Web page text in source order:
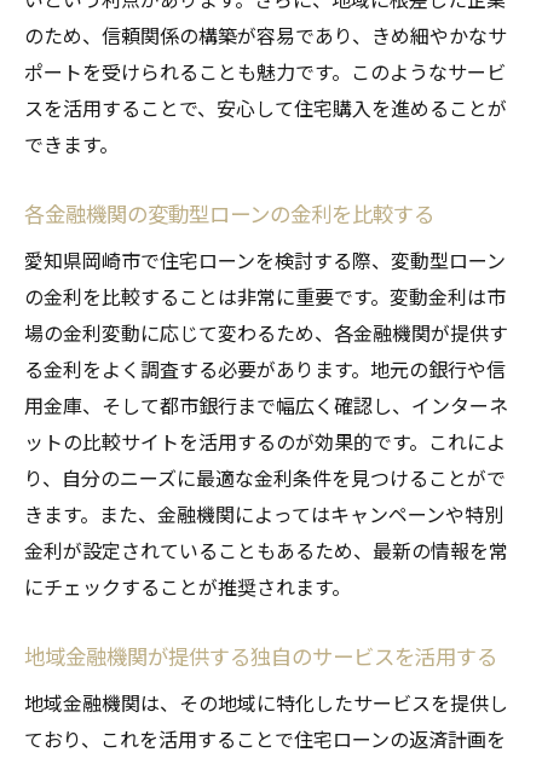
のため、信頼関係の構築が容易であり、きめ細やかなサ
ポートを受けられることも魅力です。このようなサービ
スを活用することで、安心して住宅購入を進めることが
できます。
各金融機関の変動型ローンの金利を比較する
愛知県岡崎市で住宅ローンを検討する際、変動型ローン
の金利を比較することは非常に重要です。変動金利は市
場の金利変動に応じて変わるため、各金融機関が提供す
る金利をよく調査する必要があります。地元の銀行や信
用金庫、そして都市銀行まで幅広く確認し、インターネ
ットの比較サイトを活用するのが効果的です。これによ
り、自分のニーズに最適な金利条件を見つけることがで
きます。また、金融機関によってはキャンペーンや特別
金利が設定されていることもあるため、最新の情報を常
にチェックすることが推奨されます。
地域金融機関が提供する独自のサービスを活用する
地域金融機関は、その地域に特化したサービスを提供し
ており、これを活用することで住宅ローンの返済計画を